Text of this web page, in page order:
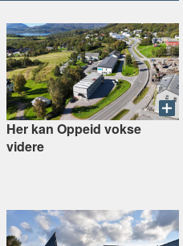
Her kan Oppeid vokse
videre